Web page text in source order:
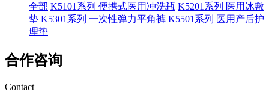
全部 K5101系列 便携式医用冲洗瓶 K5201系列 医用冰敷
垫 K5301系列 一次性弹力平角裤 K5501系列 医用产后护
理垫
合作咨询
Contact